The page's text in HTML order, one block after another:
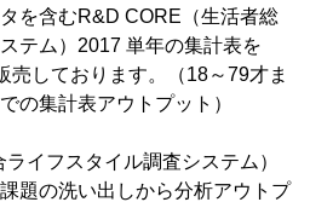
を含むR&D CORE（生活者総
テム）2017 単年の集計表を
売しております。（18～79才ま
の集計表アウトプット）
イフスタイル調査システム）
題の洗い出しから分析アウトプ